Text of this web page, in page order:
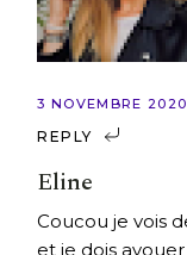
3 NOVEMBRE 2020
REPLY
Eline
Coucou je vois
et je dois